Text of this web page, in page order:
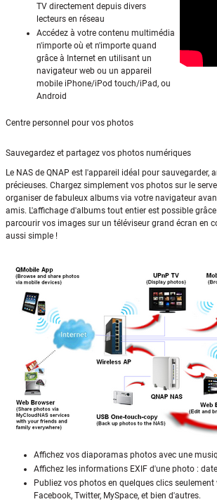
TV directement depuis divers
lecteurs en réseau
Accédez à votre contenu multimédia
n'importe où et n'importe quand
grâce à Internet en utilisant un
navigateur web ou un appareil
mobile iPhone/iPod touch/iPad, ou
Android
Centre personnel pour vos photos
Sauvegardez et partagez vos photos numériques
Le NAS de QNAP est l'appareil idéal pour
précieuses. Chargez simplement vos photos sur le
organiser de fabuleux albums via votre navigateur
amis. L'affichage d'albums tout entier est possible
parcourir vos images sur un téléviseur grand écran en
aussi simple !
Affichez vos diaporamas photos avec une
Affichez les informations EXIF d'une photo :
Publiez vos photos en quelques clics
Facebook, Twitter, MySpace, et bien d'autres.